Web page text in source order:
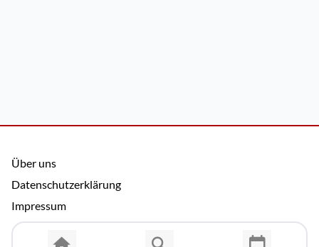
Über uns
Datenschutzerklärung
Impressum
Allgemeine Nutzungsbedingungen